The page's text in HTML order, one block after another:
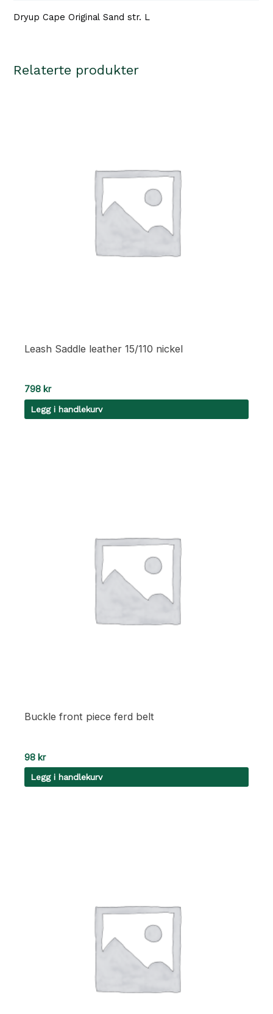
Dryup Cape Original Sand str. L
Relaterte produkter
Leash Saddle leather 15/110 nickel
798 kr
Legg i handlekurv
Buckle front piece ferd belt
98 kr
Legg i handlekurv